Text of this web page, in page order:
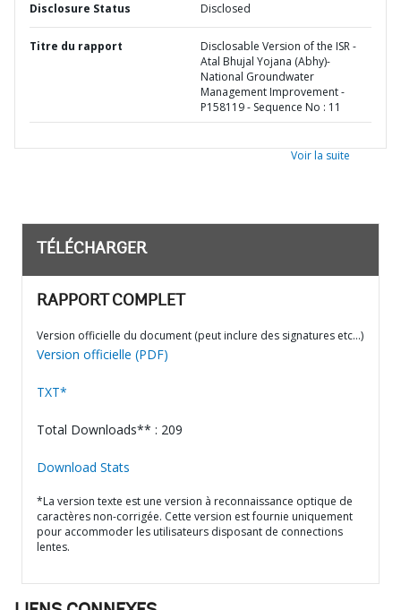
Disclosure Status Disclosed
Titre du rapport
Disclosable Version of the ISR -
Atal Bhujal Yojana (Abhy)-
National Groundwater
Management Improvement -
P158119 - Sequence No : 11
Voir la suite
TÉLÉCHARGER
RAPPORT COMPLET
Version officielle du document (peut inclure des signatures etc…)
Version officielle (PDF)
TXT*
Total Downloads** : 209
Download Stats
*La version texte est une version à reconnaissance optique de
caractères non-corrigée. Cette version est fournie uniquement
pour accommoder les utilisateurs disposant de connections
lentes.